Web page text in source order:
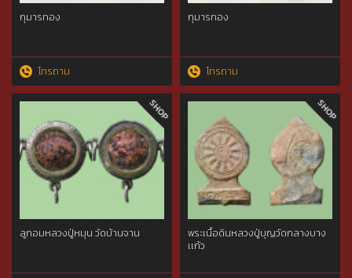
กุมารทอง
โทรถาม
กุมารทอง
โทรถาม
ลูกอมหลวงปู่หมุน วัดบ้านจาน
พระเนื้อดินหลวงปู่บุญวัดกลางบาง
เเก้ว